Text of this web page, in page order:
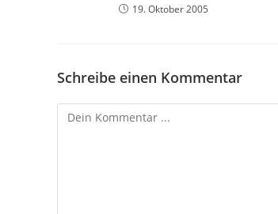
19. Oktober 2005
Schreibe einen Kommentar
Kommentieren